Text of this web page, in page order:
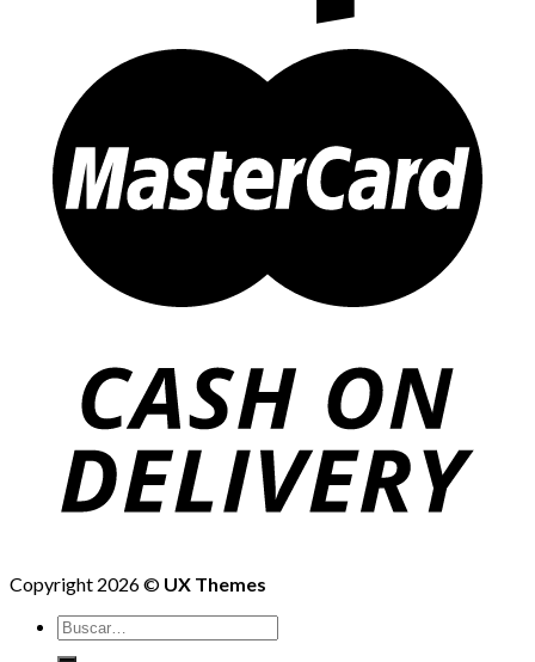
Copyright 2026 © UX Themes
Buscar
por: